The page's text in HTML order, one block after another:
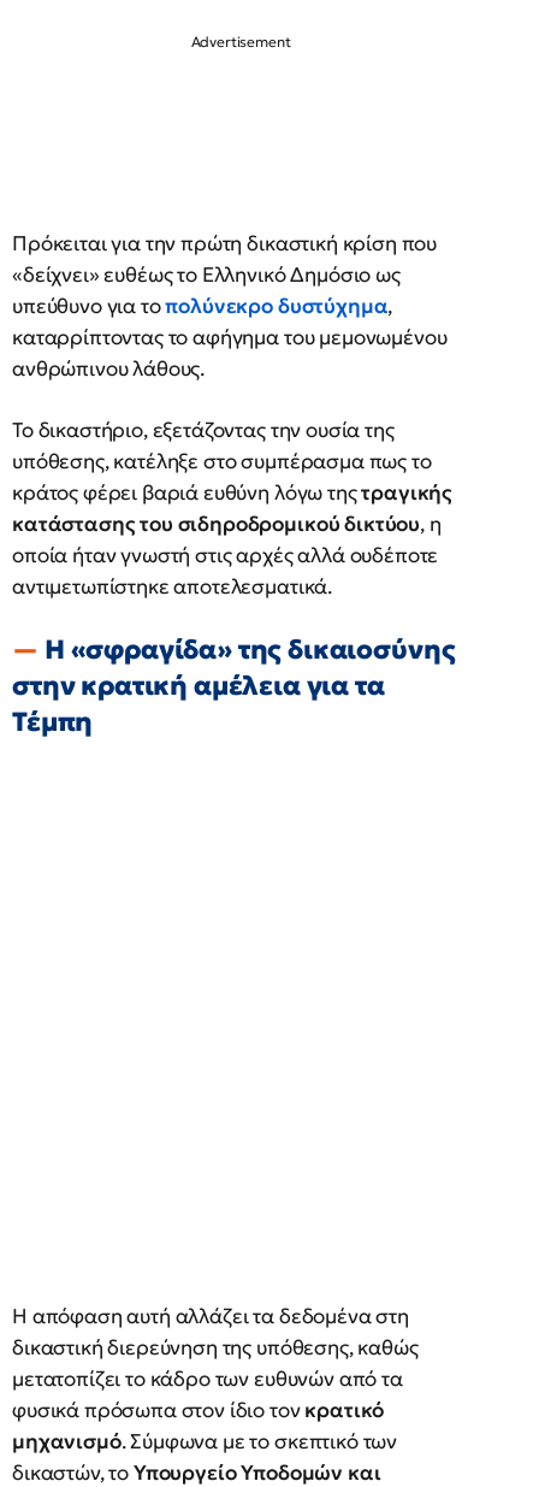
Πρόκειται για την πρώτη δικαστική κρίση που
«δείχνει» ευθέως το Ελληνικό Δημόσιο ως
υπεύθυνο για τοπολύνεκρο δυστύχημα,
καταρρίπτοντας το αφήγημα του μεμονωμένου
ανθρώπινου λάθους.
Το δικαστήριο, εξετάζοντας την ουσία της
υπόθεσης, κατέληξε στο συμπέρασμα πως το
κράτος φέρει βαριά ευθύνη λόγω τηςτραγικής
κατάστασης του σιδηροδρομικού δικτύου, η
οποία ήταν γνωστή στις αρχές αλλά ουδέποτε
αντιμετωπίστηκε αποτελεσματικά.
Η «σφραγίδα» της δικαιοσύνης
στην κρατική αμέλεια για τα
Τέμπη
Η απόφαση αυτή αλλάζει τα δεδομένα στη
δικαστική διερεύνηση της υπόθεσης, καθώς
μετατοπίζει το κάδρο των ευθυνών από τα
φυσικά πρόσωπα στον ίδιο τονκρατικό
μηχανισμό. Σύμφωνα με το σκεπτικό των
δικαστών, τοΥπουργείο Υποδομών και